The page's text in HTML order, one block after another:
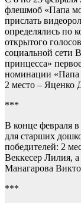
флешмоб «Папа
прислать
определялись по
открытого
социальной сети
принцесса»
номинации «Папа
2 место – Яценко
***
В конце февраля в
для старших
победителей: 2
Веккесер Лилия,
Манагарова
***